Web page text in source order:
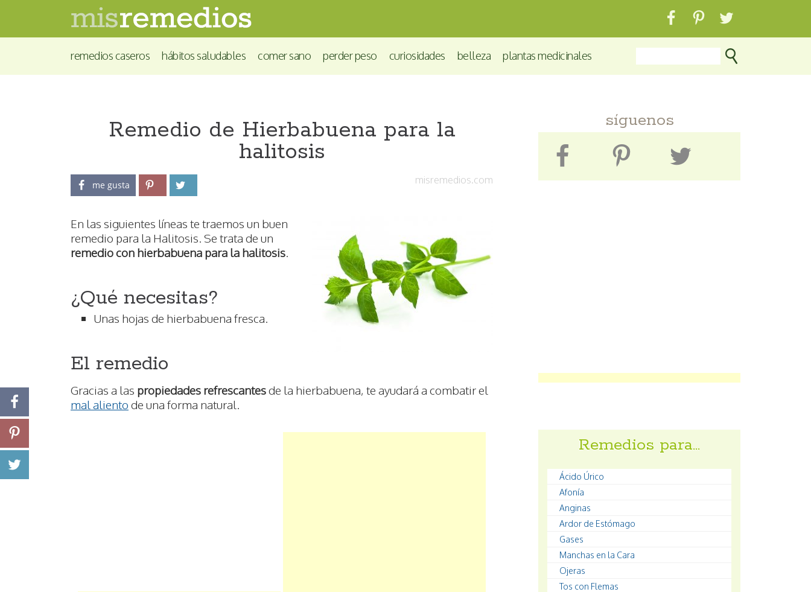
remedios caseros hábitos saludables comer sano perder peso curiosidades belleza plantas medicinales
Remedio de Hierbabuena para la
halitosis
misremedios.com
me gusta
En las siguientes líneas te traemos un buen
remedio para la Halitosis. Se trata de un
remedio con hierbabuena para la halitosis.
¿Qué necesitas?
Unas hojas de hierbabuena fresca.
El remedio
Gracias a las propiedades refrescantesde la hierbabuena, te ayudará a combatir el
mal aliento de una forma natural.
síguenos
Remedios para…
Ácido Úrico
Afonía
Anginas
Ardor de Estómago
Gases
Manchas en la Cara
Ojeras
Tos con Flemas